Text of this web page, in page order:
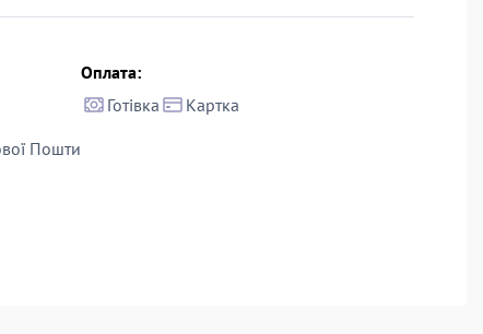
Пошти
Оплата:
Готівка
Картка